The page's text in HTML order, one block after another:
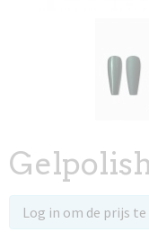
Log in om de prijs